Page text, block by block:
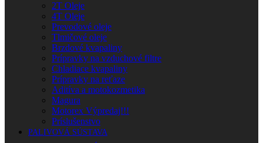
2T Oleje
4T Oleje
Prevodové oleje
Tlmičové oleje
Brzdové kvapaliny
Prípravky na vzduchové filtre
Chladiace kvapaliny
Prípravky na reťaze
Aditíva a motokozmetika
Magura
Motorex Výpredaj!!!
Príslušenstvo
PALIVOVÁ SÚSTAVA